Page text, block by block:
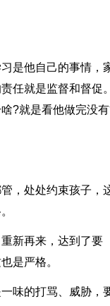
是他自己的事情，
任就是监督和督促。
?就是看他做完没
，处处约束孩子，
新再来，达到了要
是严格。
味的打骂、威胁，